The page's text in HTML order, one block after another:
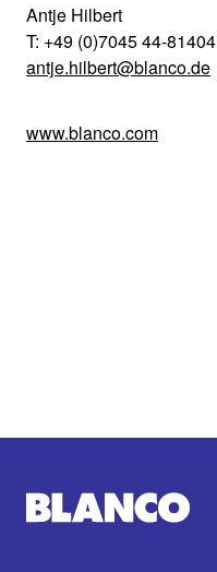
Antje Hilbert
T: +49 (0)7045 44-81404
antje.hilbert@blanco.de
www.blanco.com